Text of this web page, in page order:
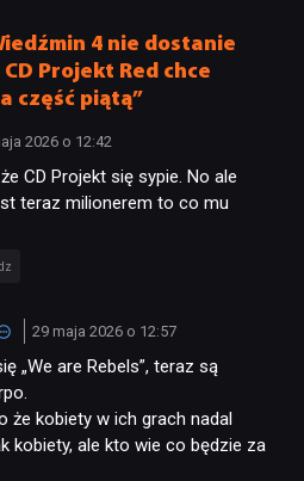
4 nie dostanie
Projekt Red chce
część piątą”
2026 o 12:42
CD Projekt się sypie. No ale
teraz milionerem to co mu
29 maja 2026 o 12:57
„We are Rebels”, teraz są
że kobiety w ich grach nadal
kobiety, ale kto wie co będzie za